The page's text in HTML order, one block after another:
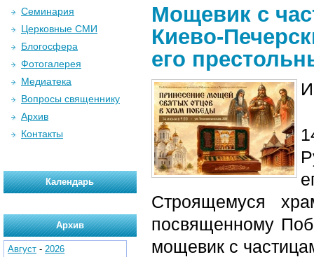
Мощевик с
Киево-
его
Строящемуся
посвященному
мощевик с
Семинария
Церковные СМИ
Блогосфера
Фотогалерея
Медиатека
Вопросы священнику
Архив
Контакты
Календарь
Архив
Август - 2026